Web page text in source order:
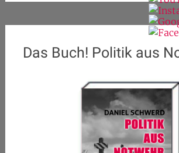
Das Buch! Politik aus